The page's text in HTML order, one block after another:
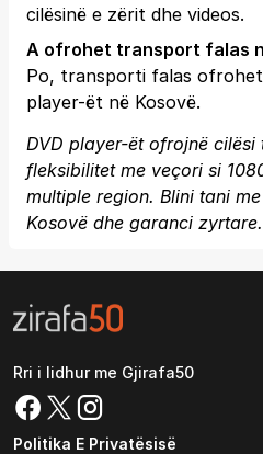
cilësinë e zërit dhe videos.
A ofrohet transport falas
Po, transporti falas
player-ët në Kosovë.
DVD player-ët ofrojnë cilësi
fleksibilitet me veçori si
multiple region. Blini tani
Kosovë dhe garanci zyrtare.
Rri i lidhur me Gjirafa50
Politika E Privatësisë